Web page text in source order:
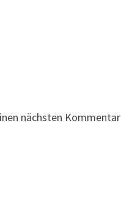
nächsten Kommentar